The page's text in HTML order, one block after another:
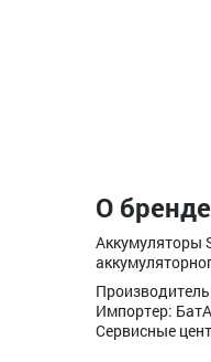
О бренде
Аккумуляторы
Импортер:
Сервисные